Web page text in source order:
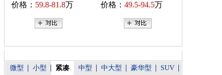
价格： 59.8-81.8万
价格： 49.5-94.5万
微型 小型 紧凑 中型 中大型 豪华型 SUV